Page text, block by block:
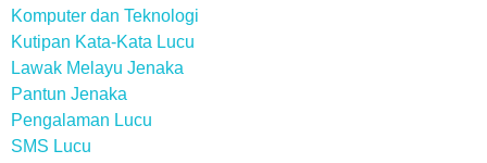
Komputer dan Teknologi
Kutipan Kata-Kata Lucu
Lawak Melayu Jenaka
Pantun Jenaka
Pengalaman Lucu
SMS Lucu